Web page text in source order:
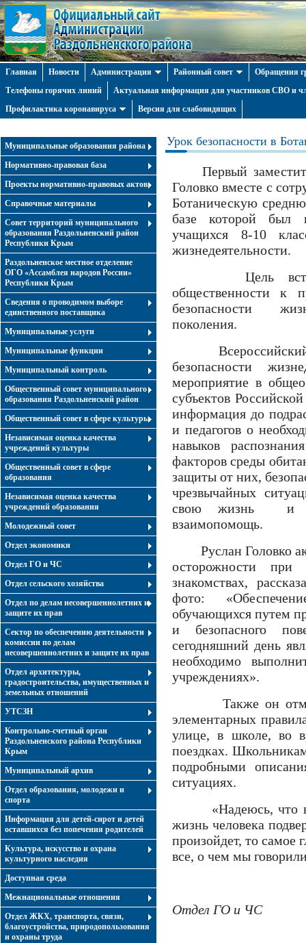
Главная Новости Администрация Районный совет
Обращения
Телефоны горячих линий
Актуальная информация для участников СВО и
Профилактика коронавируса
Версия для слабовидящих
Муниципальные образования района
Нормативно-правовая база
Проекты нормативно-правовых актов
Справочные материалы
Совет территорий муниципального
образования Раздольненский район
Республики Крым
Раздольненское местное отделение
ОГО «Ассамблея народов России»
Республики Крым
Cведения о проводимом выборе
единственного поставщика
Муниципальные услуги
Муниципальные функции
Муниципальный контроль
Общественный совет муниципального
образования Раздольненский район
Общественный совет в сфере культуры
Независимая оценка качества
учреждений культуры
Общественный совет в сфере
образования
Независимая оценка качества
учреждений образования
Молодежный совет
Отдел экономики
Отдел ГО и ЧС
Отдел сельского хозяйства
Отдел по делам несовершеннолетних и
защите их прав
Сектор по обеспечению деятельности
комиссии по делам
несовершеннолетних и защите их прав
Отдел архитектуры,
градостроительства, имущественных и
земельных отношений
УТСЗН
Контрольно-счетный орган
Раздольненского района Республики
Крым
Муниципальный архив
Отдел образования, молодежи и
спорта
Информация для детей-сирот и детей
оставшихся без попечения родителей
Культура, искусство и охрана
культурного наследия
Доступная среда
Межнациональные отношения
Отдел ЖКХ, транспорта, связи,
благоустройства, природопользования
и охраны труда
Урок безопасности в
Первый
Головко вместе с
Ботаническую
базе которой был
учащихся 8-10
жизнедеятельности.
Цель встречи
общественности к
безопасности
поколения.
Всероссийский
безопасности
мероприятие в
субъектов
информация до
и педагогов о
навыков
факторов среды
защиты от них,
чрезвычайных
свою жизнь и
взаимопомощь.
Руслан Головко
осторожности
знакомствах,
фото:
обучающихся путем
и безопасного
сегодняшний день
необходимо
учреждениях».
Также он
элементарных
улице, в школе, во
поездках.
подробными
ситуациях.
«Надеюсь, что вам
жизнь человека
произойдет, то самое
все, о чем мы
Отдел ГО и ЧС